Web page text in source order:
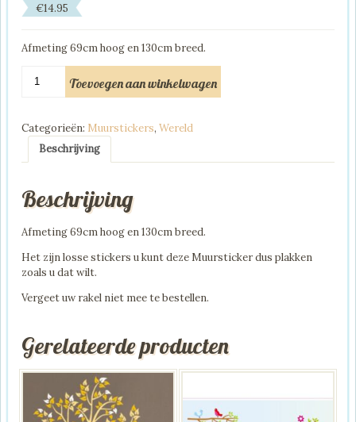
€14.95
Afmeting 69cm hoog en 130cm breed.
Wereld
Toevoegen aan winkelwagen
Categorieën: Muurstickers, Wereld
Beschrijving
Beschrijving
Afmeting 69cm hoog en 130cm breed.
Het zijn losse stickers u kunt deze Muursticker dus plakken
zoals u dat wilt.
Vergeet uw rakel niet mee te bestellen.
Gerelateerde producten